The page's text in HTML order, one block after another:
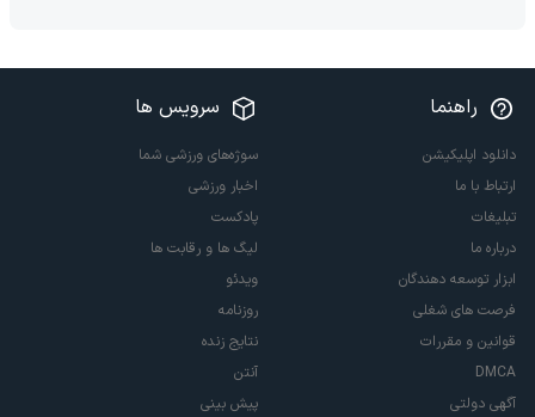
راهنما
دانلود اپلیکیشن
ارتباط با ما
تبلیغات
درباره ما
ابزار توسعه دهندگان
فرصت های شغلی
قوانین و مقررات
DMCA
آگهی دولتی
سرویس ها
سوژه‌های ورزشی شما
اخبار ورزشی
پادکست
لیگ ها و رقابت ها
ویدئو
روزنامه
نتایج زنده
آنتن
پیش بینی